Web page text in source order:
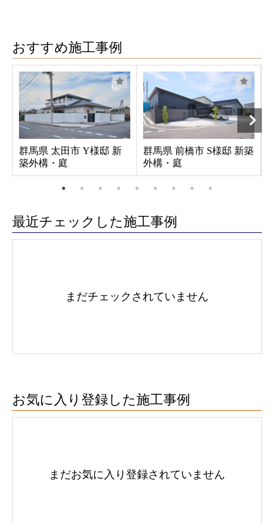
おすすめ施工事例
群馬県 太田市 Y様邸 新
築外構・庭
群馬県 前橋市 S様邸 新築
外構・庭
最近チェックした施工事例
まだチェックされていません
お気に入り登録した施工事例
まだお気に入り登録されていません